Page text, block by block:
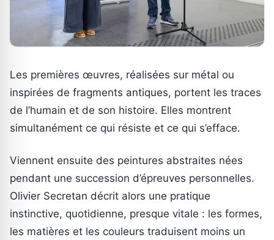
Les premières œuvres, réalisées sur métal ou
inspirées de fragments antiques, portent les traces
de l’humain et de son histoire. Elles montrent
simultanément ce qui résiste et ce qui s’efface.
Viennent ensuite des peintures abstraites nées
pendant une succession d’épreuves personnelles.
Olivier Secretan décrit alors une pratique
instinctive, quotidienne, presque vitale : les formes,
les matières et les couleurs traduisent moins un